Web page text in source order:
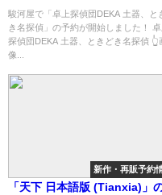
可能なショップ紹介！
駿河屋で「卓上探偵団DEKA 土器、と
き名探偵」の予約が開始しました！ 卓
探偵団DEKA 土器、ときどき名探偵 👆
像...
新作・再販予約
「天下 日本語版 (Tianxia)」